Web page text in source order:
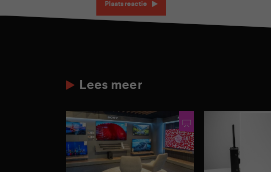
Plaats reactie
Lees meer